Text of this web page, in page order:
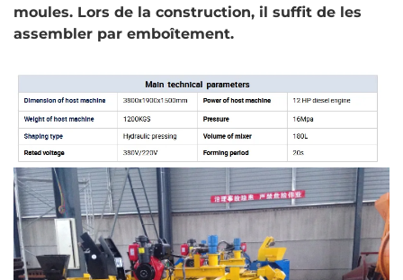
moules. Lors de la construction, il suffit de les
assembler par emboîtement.